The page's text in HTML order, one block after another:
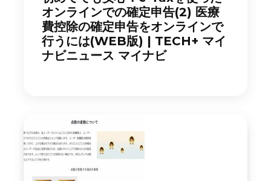
オンラインでの確定申告(2) 医療
費控除の確定申告をオンラインで
行うには(WEB版) | TECH+ マイ
ナビニュース マイナビ